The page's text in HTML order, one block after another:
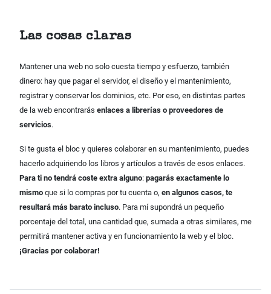
Las cosas claras
Mantener una web no solo cuesta tiempo y esfuerzo, también
dinero: hay que pagar el servidor, el diseño y el mantenimiento,
registrar y conservar los dominios, etc. Por eso, en distintas partes
de la web encontrarás enlaces a librerías o proveedores de
servicios.
Si te gusta el bloc y quieres colaborar en su mantenimiento, puedes
hacerlo adquiriendo los libros y artículos a través de esos enlaces.
Para ti no tendrá coste extra alguno: pagarás exactamente lo
mismo que si lo compras por tu cuenta o, en algunos casos, te
resultará más barato incluso. Para mí supondrá un pequeño
porcentaje del total, una cantidad que, sumada a otras similares, me
permitirá mantener activa y en funcionamiento la web y el bloc.
¡Gracias por colaborar!